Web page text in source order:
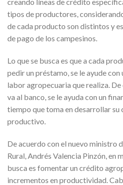
creando líneas de crédito
tipos de productores,
de cada producto son distintos y
de pago de los campesinos.
Lo que se busca es que a cada
pedir un préstamo, se le ayude
labor agropecuaria que realiza.
va al banco, se le ayuda con un
tiempo que toma en desarrollar
productivo.
De acuerdo con el nuevo ministro
Rural, Andrés Valencia Pinzón, en
busca es fomentar un crédito
incrementos en productividad.